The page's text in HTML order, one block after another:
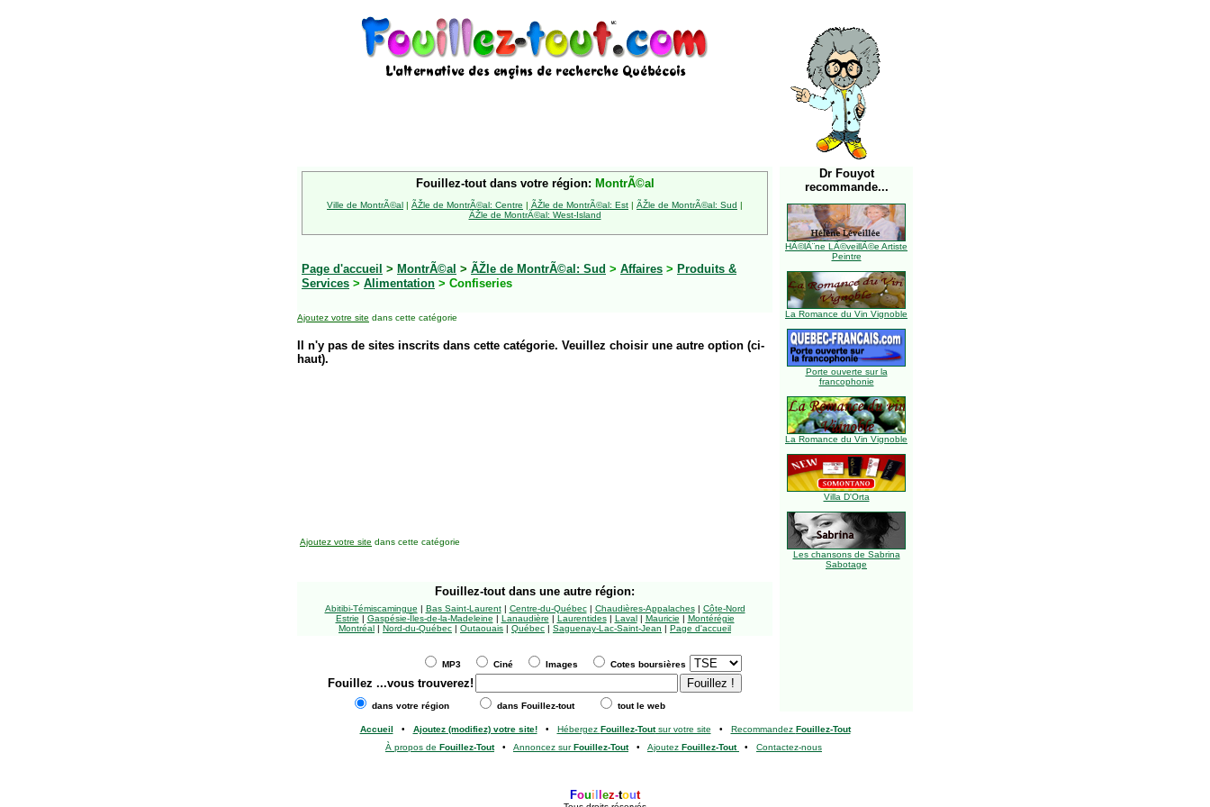
Fouillez-tout dans votre région: MontrÃ©al
Ville de MontrÃ©al | ÃŽle de MontrÃ©al: Centre | ÃŽle de MontrÃ©al: Est | ÃŽle de MontrÃ©al: Sud |
ÃŽle de MontrÃ©al: West-Island
Page d'accueil > MontrÃ©al > ÃŽle de MontrÃ©al: Sud > Affaires > Produits &
Services > Alimentation > Confiseries
Ajoutez votre site dans cette catégorie
Il n'y pas de sites inscrits dans cette catégorie. Veuillez choisir une autre option (ci-
haut).
Dr Fouyot
recommande...
HÃ©lÃ¨ne LÃ©veillÃ©e Artiste
Peintre
La Romance du Vin Vignoble
Porte ouverte sur la
francophonie
La Romance du Vin Vignoble
Villa D'Orta
Les chansons de Sabrina
Sabotage
Ajoutez votre site dans cette catégorie
Fouillez-tout dans une autre région:
Abitibi-Témiscamingue | Bas Saint-Laurent| Centre-du-Québec| Chaudières-Appalaches| Côte-Nord
Estrie | Gaspésie-Îles-de-la-Madeleine | Lanaudière | Laurentides| Laval| Mauricie | Montérégie
Montréal | Nord-du-Québec | Outaouais | Québec | Saguenay-Lac-Saint-Jean | Page d'accueil
MP3 Ciné Images Cotes boursières
Fouillez ...vous trouverez!
dans votre région dans Fouillez-tout tout le web
Accueil • Ajoutez (modifiez) votre site!• Hébergez Fouillez-Toutsur votre site • Recommandez Fouillez-Tout
À propos de Fouillez-Tout• Annoncez surFouillez-Tout• Ajoutez Fouillez-Tout • Contactez-nous
Foui ez-tout